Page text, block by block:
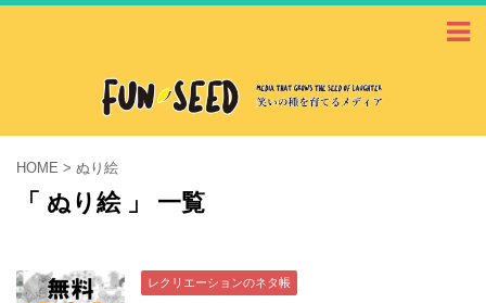
HOME > ぬり絵
「 ぬり絵 」 一覧
レクリエーションのネタ帳